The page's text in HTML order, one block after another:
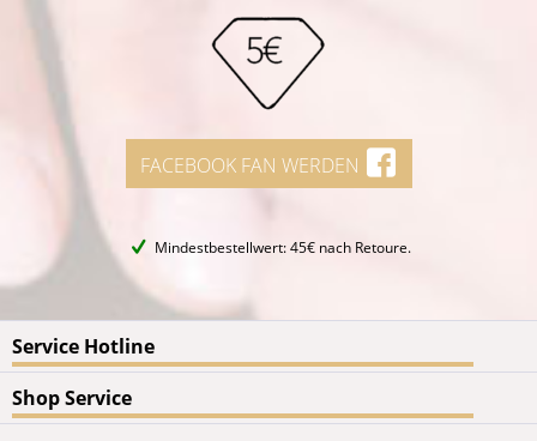
FACEBOOK FAN WERDEN
Mindestbestellwert: 45€ nach Retoure.
Service Hotline
Shop Service